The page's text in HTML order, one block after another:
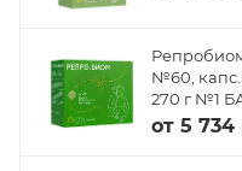
№60,
270 г №1
от 5 734